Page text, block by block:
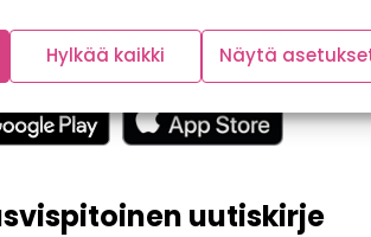
Hylkää kaikki Näytä
uutiskirje